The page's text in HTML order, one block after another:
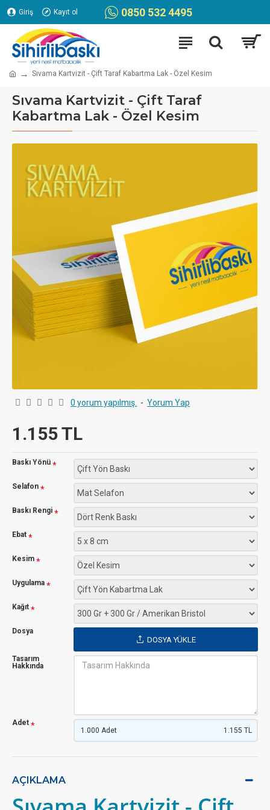
Giriş Kayıt ol 0850 532 4495
Sıvama Kartvizit - Çift Taraf Kabartma Lak - Özel Kesim
Sıvama Kartvizit - Çift Taraf
Kabartma Lak - Özel Kesim
0 yorum yapılmış. - Yorum Yap
1.155 TL
Baskı Yönü
Selafon
Baskı Rengi
Ebat
Kesim
Uygulama
Kağıt
Dosya
DOSYA YÜKLE
Tasarım
Hakkında
Adet
1.000 Adet
1.155 TL
AÇIKLAMA